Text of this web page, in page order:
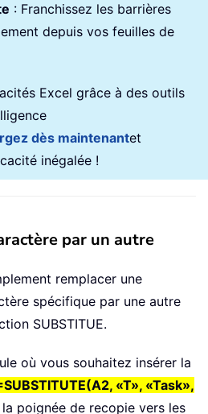
: Franchissez les barrières
depuis vos feuilles de
Excel grâce à des outils
dès maintenantet
inégalée !
par un autre
remplacer une
spécifique par une autre
SUBSTITUE.
où vous souhaitez insérer la
«T», «Task»,
poignée de recopie vers les